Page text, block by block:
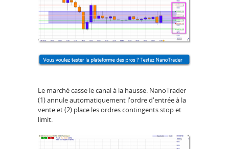
Le marché casse le canal à la hausse. NanoTrader
(1) annule automatiquement l'ordre d'entrée à la
vente et (2) place les ordres contingents stop et
limit.